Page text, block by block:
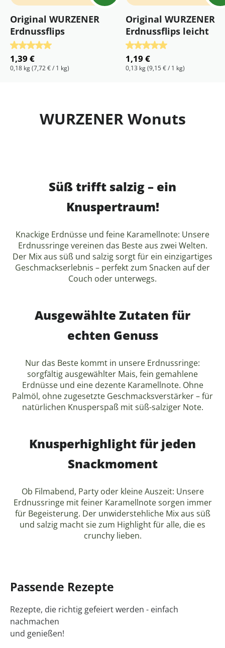
Original WURZENER
Erdnussflips
Durchschnittliche Bewertung von 5 von 5 Sternen
1,39 €
0,18 kg(7,72 € / 1 kg)
Original WURZENER
Erdnussflips leicht
Durchschnittliche
1,19 €
0,13 kg(9,15 € / 1 kg)
WURZENER Wonuts
Süß trifft salzig – ein
Knuspertraum!
Knackige Erdnüsse und feine Karamellnote: Unsere
Erdnussringe vereinen das Beste aus zwei Welten.
Der Mix aus süß und salzig sorgt für ein einzigartiges
Geschmackserlebnis – perfekt zum Snacken auf der
Couch oder unterwegs.
Ausgewählte Zutaten für
echten Genuss
Nur das Beste kommt in unsere Erdnussringe:
sorgfältig ausgewählter Mais, fein gemahlene
Erdnüsse und eine dezente Karamellnote. Ohne
Palmöl, ohne zugesetzte Geschmacksverstärker – für
natürlichen Knusperspaß mit süß-salziger Note.
Knusperhighlight für jeden
Snackmoment
Ob Filmabend, Party oder kleine Auszeit: Unsere
Erdnussringe mit feiner Karamellnote sorgen immer
für Begeisterung. Der unwiderstehliche Mix aus süß
und salzig macht sie zum Highlight für alle, die es
crunchy lieben.
Passende Rezepte
Rezepte, die richtig gefeiert werden - einfach
nachmachen
und genießen!